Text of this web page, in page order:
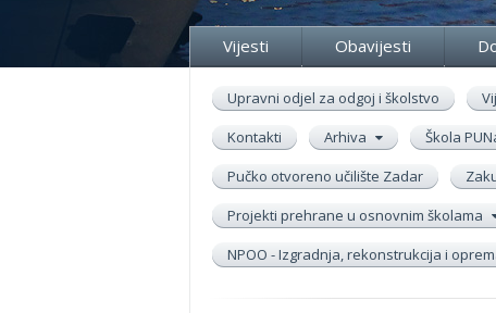
Vijesti Obavijesti
Upravni odjel za odgoj i školstvo
Kontakti
Arhiva Škola
Pučko otvoreno učilište Zadar
Projekti prehrane u osnovnim školama
NPOO - Izgradnja, rekonstrukcija i